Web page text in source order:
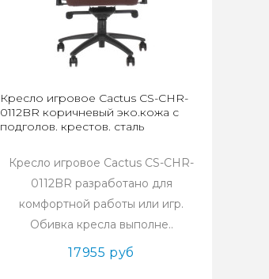
Кресло игровое Cactus CS-CHR-
0112BR коричневый эко.кожа с
подголов. крестов. сталь
Кресло игровое Cactus CS-CHR-
0112BR разработано для
комфортной работы или игр.
Обивка кресла выполне..
17955 руб